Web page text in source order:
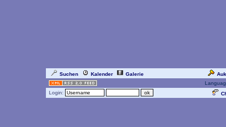
Suchen Kalender Galerie
Login: